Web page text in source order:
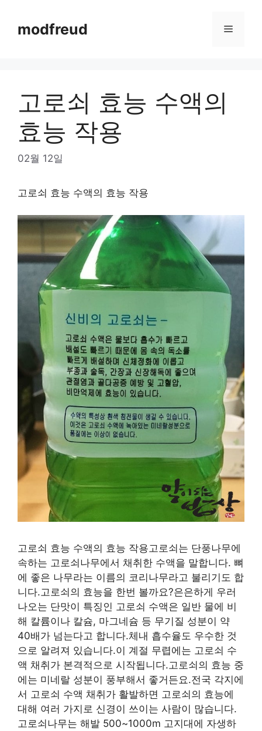
contentmodfreud Menu
고로쇠 효능 수액의
효능 작용
02월 12일
고로쇠 효능 수액의 효능 작용
고로쇠 효능 수액의 효능 작용고로쇠는 단풍나무에
속하는 고로쇠나무에서 채취한 수액을 말합니다. 뼈
에 좋은 나무라는 이름의 코리나무라고 불리기도 합
니다.고로쇠의 효능을 한번 볼까요?은은하게 우러
나오는 단맛이 특징인 고로쇠 수액은 일반 물에 비
해 칼륨이나 칼슘, 마그네슘 등 무기질 성분이 약
40배가 넘는다고 합니다.체내 흡수율도 우수한 것
으로 알려져 있습니다.이 계절 무렵에는 고로쇠 수
액 채취가 본격적으로 시작됩니다.고로쇠의 효능 중
에는 미네랄 성분이 풍부해서 좋거든요.전국 각지에
서 고로쇠 수액 채취가 활발하면 고로쇠의 효능에
대해 여러 가지로 신경이 쓰이는 사람이 많습니다.
고로쇠나무는 해발 500~1000m 고지대에 자생하